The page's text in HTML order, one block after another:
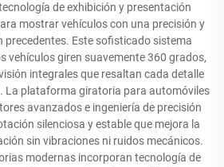
de exhibición y presentación
mostrar vehículos con una precisión y
precedentes. Este sofisticado sistema
vehículos giren suavemente 360 grados,
integrales que resaltan cada detalle
La plataforma giratoria para automóviles
avanzados e ingeniería de precisión
silenciosa y estable que mejora la
sin vibraciones ni ruidos mecánicos.
modernas incorporan tecnología de